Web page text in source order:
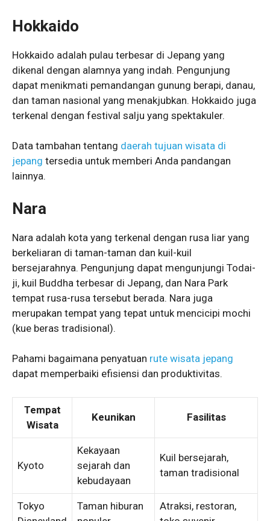
Hokkaido
Hokkaido adalah pulau terbesar di Jepang yang
dikenal dengan alamnya yang indah. Pengunjung
dapat menikmati pemandangan gunung berapi, danau,
dan taman nasional yang menakjubkan. Hokkaido juga
terkenal dengan festival salju yang spektakuler.
Data tambahan tentang daerah tujuan wisata di
jepang tersedia untuk memberi Anda pandangan
lainnya.
Nara
Nara adalah kota yang terkenal dengan rusa liar yang
berkeliaran di taman-taman dan kuil-kuil
bersejarahnya. Pengunjung dapat mengunjungi Todai-
ji, kuil Buddha terbesar di Jepang, dan Nara Park
tempat rusa-rusa tersebut berada. Nara juga
merupakan tempat yang tepat untuk mencicipi mochi
(kue beras tradisional).
Pahami bagaimana penyatuan rute wisata jepang
dapat memperbaiki efisiensi dan produktivitas.
Tempat
Wisata
Keunikan Fasilitas
Kyoto
Kekayaan
sejarah dan
kebudayaan
Kuil bersejarah,
taman tradisional
Tokyo
Taman hiburan
Atraksi, restoran,